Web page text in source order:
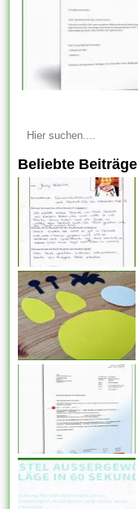
Beliebte Beiträge